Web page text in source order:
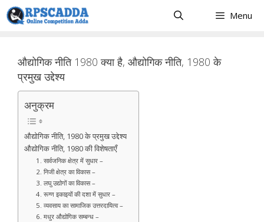
Skip
to
Menu
औद्योगिक नीति 1980 क्या है, औद्योगिक नीति, 1980 के
प्रमुख उद्देश्य
अनुक्रम
औद्योगिक नीति, 1980 के प्रमुख उद्देश्य
औद्योगिक नीति, 1980 की विशेषताएँ
1. सार्वजनिक क्षेत्र में सुधार –
2. निजी क्षेत्र का विकास –
3. लघु उद्योगों का विकास –
4. रूग्ण इकाइयों की दशा में सुधार –
5. व्यवसाय का सामाजिक उत्तरदायित्व –
6. मधुर औद्योगिक सम्बन्ध –